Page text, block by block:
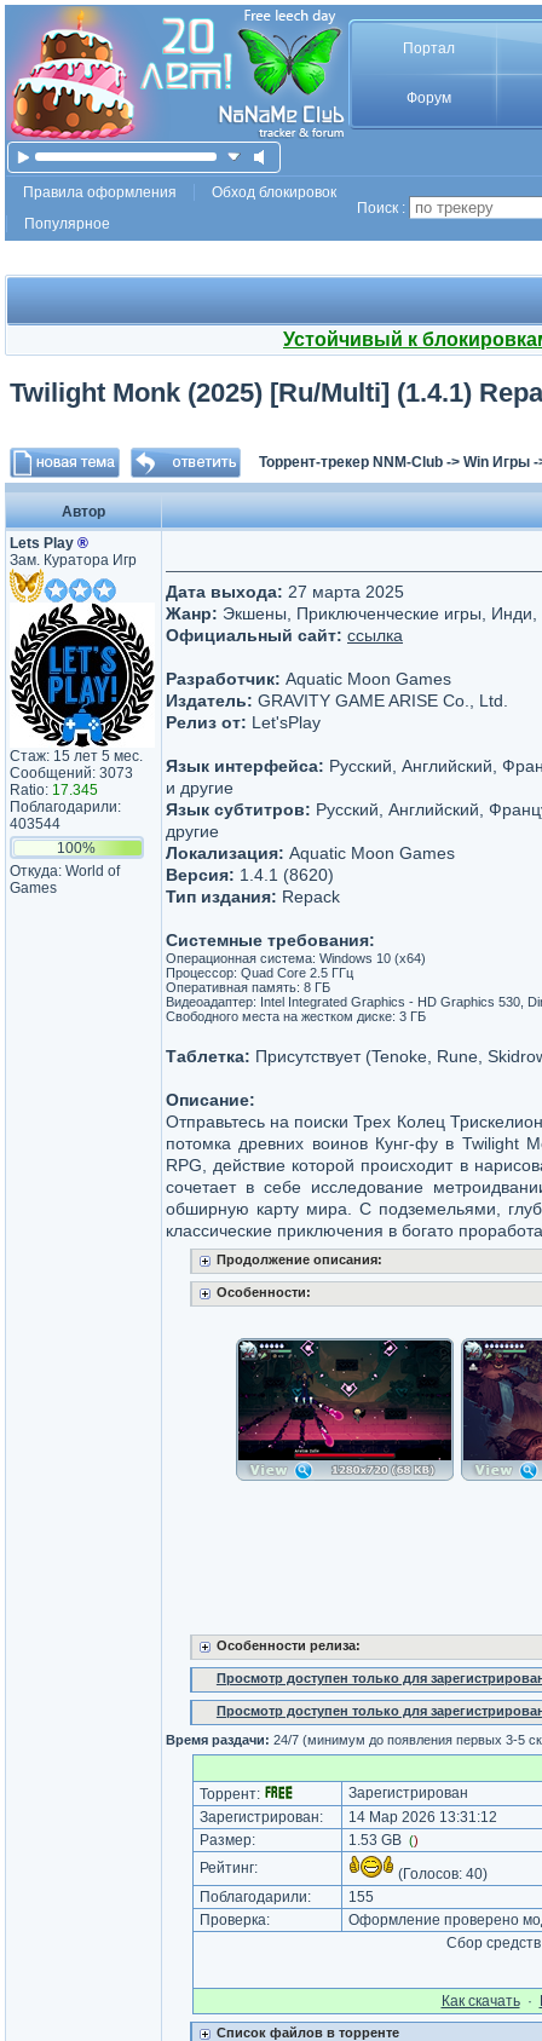
Портал
Форум
Правила оформления
Обход блокировок
Популярное
Поиск :
Устойчивый к
Twilight Monk (2025) [Ru/Multi] (1.4.1)
Торрент-трекер NNM-Club -> Win Игры
Автор
Lets Play ®
Зам. Куратора Игр
Стаж: 15 лет 5 мес.
Сообщений: 3073
Ratio: 17.345
Поблагодарили:
403544
100%
Откуда: World of
Games
Дата выхода: 27 марта 2025
Жанр: Экшены, Приключенческие игры, Инди,
Официальный сайт: ссылка
Разработчик: Aquatic Moon Games
Издатель: GRAVITY GAME ARISE Co., Ltd.
Релиз от: Let'sРlay
Язык интерфейса: Русский, Английский,
и другие
Язык субтитров: Русский, Английский,
другие
Локализация: Aquatic Moon Games
Версия: 1.4.1 (8620)
Тип издания: Repack
Системные требования:
Операционная система: Windows 10 (х64)
Процессор: Quad Core 2.5 ГГц
Оперативная память: 8 ГБ
Видеоадаптер: Intel Integrated Graphics - HD Graphics 530,
Свободного места на жестком диске: 3 ГБ
Таблетка: Присутствует (Tenoke, Rune,
Описание:
Отправьтесь на поиски Трех Колец
потомка древних воинов Кунг-фу в Twilight
RPG, действие которой происходит в
сочетает в себе исследование
обширную карту мира. С подземельями,
классические приключения в богато
Продолжение описания:
Особенности:
Особенности релиза:
Просмотр доступен только для
Просмотр доступен только для
Время раздачи: 24/7 (минимум до появления первых 3-5
Торрент:
Зарегистрирован
Зарегистрирован:
14 Мар 2026 13:31:12
Размер:
1.53 GB ()
Рейтинг: (Голосов: 40)
Поблагодарили:
155
Проверка:
Оформление проверено
Сбор
Как cкачать·
Список файлов в торренте